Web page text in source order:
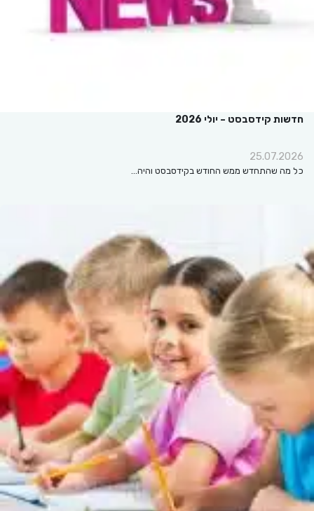
חדשות קידסבסט – יולי 2026
25.07.2026
כל מה שהתחדש ממש החודש בקידסבסט והיה…